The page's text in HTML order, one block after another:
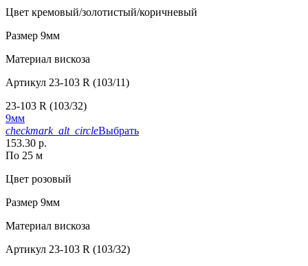
Цвет кремовый/золотистый/коричневый
Размер 9мм
Материал вискоза
Артикул 23-103 R (103/11)
23-103 R (103/32)
9мм
checkmark_alt_circleВыбрать
153.30 р.
По 25 м
Цвет розовый
Размер 9мм
Материал вискоза
Артикул 23-103 R (103/32)